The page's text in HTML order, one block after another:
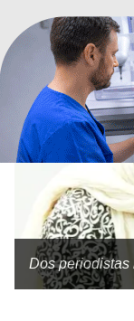
Dos periodistas